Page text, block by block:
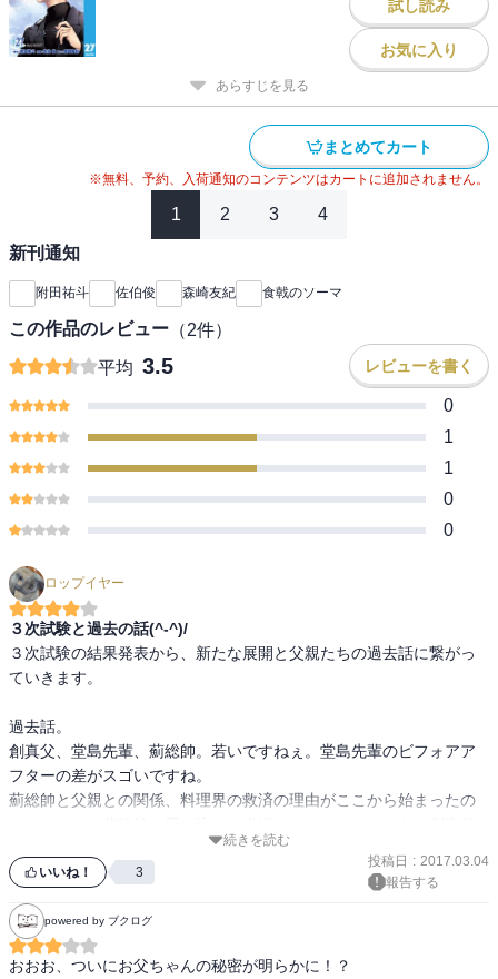
試し読み
お気に入り
あらすじを見る
まとめてカート
※無料、予約、入荷通知のコンテンツはカートに追加されません。
1 2 3 4
新刊通知
附田祐斗 佐伯俊 森崎友紀 食戟のソーマ
この作品のレビュー （2件）
平均 3.5 レビューを書く
0
1
1
0
0
ロップイヤー
３次試験と過去の話(^-^)/
３次試験の結果発表から、新たな展開と父親たちの過去話に繋がっ
ていきます。
過去話。
創真父、堂島先輩、薊総帥。若いですねぇ。堂島先輩のビフォアア
フターの差がスゴいですね。
薊総帥と父親との関係、料理界の救済の理由がここから始まったの
続きを読む
いいね！ 3
投稿日 : 2017.03.04
報告する
powered by ブクログ
おおお、ついにお父ちゃんの秘密が明らかに！？